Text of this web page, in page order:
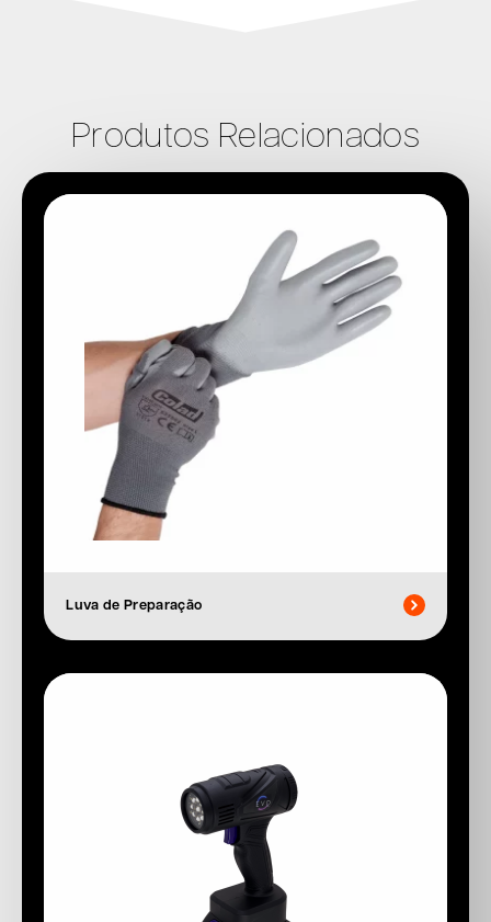
Produtos Relacionados
Luva de Preparação